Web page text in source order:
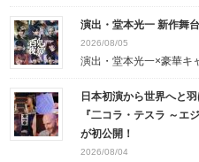
演出・堂本光一 新作舞
2026/08/05
演出・堂本光一×豪華キ
日本初演から世界へと
『二コラ・テスラ ～エ
が初公開！
2026/08/04